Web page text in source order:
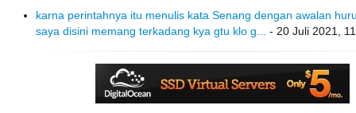
karna perintahnya itu menulis kata Senang dengan awalan
saya disini memang terkadang kya gtu klo g... - 20 Juli 2021,